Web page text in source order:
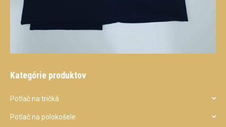
Kategórie produktov
Potlač na tričká
Potlač na polokošele